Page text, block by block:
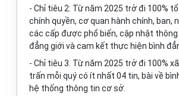
- Chỉ tiêu 2: Từ năm 2025 trở đi 100%
chính quyền, cơ quan hành chính, ban,
các cấp được phổ biến, cập nhật thông
đẳng giới và cam kết thực hiện bình
- Chỉ tiêu 3. Từ năm 2025 trở đi 100%
trấn mỗi quý có ít nhất 04 tin, bài về
hệ thống thông tin cơ sở.